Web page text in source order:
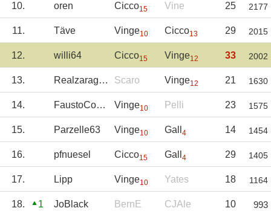
10. oren Cicco15 Vine 25 2177
11. Täve Vinge10 Cicco13 29 2015
12. willi64 Cicco15 Vinge12 33 2002
13. Realzaragoza Scaro Vinge12 21 1630
14. FaustoCoppi Vinge10 Pelli 23 1575
15. Parzelle63 Vinge10 Gall 4 14 1454
16. pfnuesel Cicco15 Gall 4 29 1405
17. Lipp Vinge10 Yates 18 1164
18. 1 JoBlack BernE CJAle 10 993